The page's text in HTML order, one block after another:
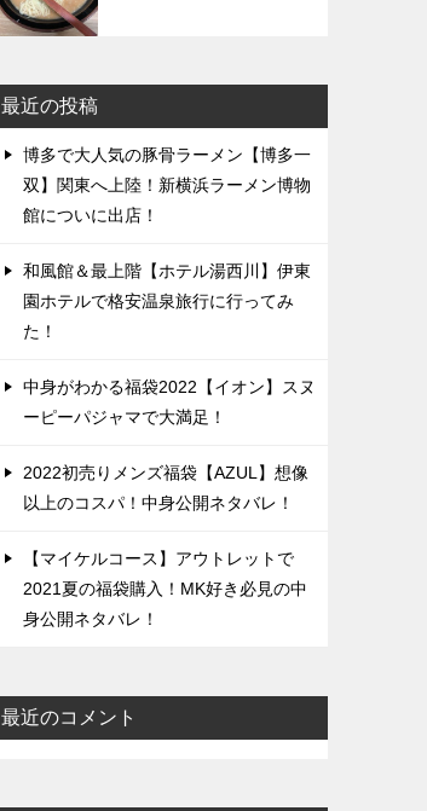
最近の投稿
博多で大人気の豚骨ラーメン【博多一
双】関東へ上陸！新横浜ラーメン博物
館についに出店！
和風館＆最上階【ホテル湯西川】伊東
園ホテルで格安温泉旅行に行ってみ
た！
中身がわかる福袋2022【イオン】スヌ
ーピーパジャマで大満足！
2022初売りメンズ福袋【AZUL】想像
以上のコスパ！中身公開ネタバレ！
【マイケルコース】アウトレットで
2021夏の福袋購入！MK好き必見の中
身公開ネタバレ！
最近のコメント